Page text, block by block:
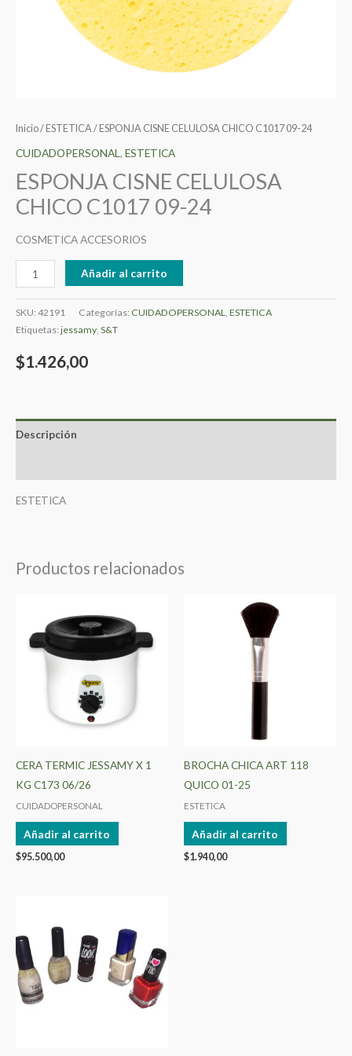
Inicio/ ESTETICA/ ESPONJA CISNE CELULOSA CHICO C1017 09-24
CUIDADOPERSONAL , ESTETICA
ESPONJA CISNE CELULOSA
CHICO C1017 09-24
COSMETICA ACCESORIOS
Añadir al carrito
SKU: 42191 Categorías: CUIDADOPERSONAL ESTETICA
Etiquetas: jessamy S&T
$1.426,00
Descripción
ESTETICA
Productos relacionados
CERA TERMIC JESSAMY X 1
KG C173 06/26
CUIDADOPERSONAL
Añadir al carrito
$95.500,00
BROCHA CHICA ART 118
QUICO 01-25
ESTETICA
Añadir al carrito
$1.940,00